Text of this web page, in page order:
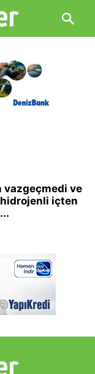
vazgeçmedi ve
hidrojenli içten